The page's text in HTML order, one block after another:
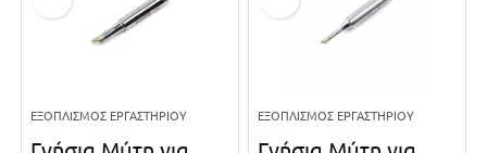
ΕΞΟΠΛΙΣΜΌΣ ΕΡΓΑΣΤΗΡΊΟΥ ΕΞΟΠΛΙΣΜΌΣ ΕΡΓΑΣΤΗΡΊΟΥ